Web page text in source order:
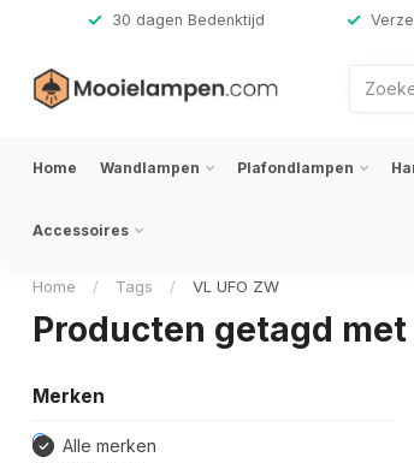
30 dagen Bedenktijd
Home Wandlampen Plafondlampen
Accessoires
Home / Tags / VL UFO ZW
Producten getagd met
Merken
Alle merken